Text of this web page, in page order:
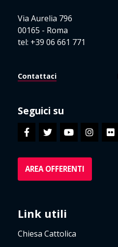
Via Aurelia 796
00165 - Roma
tel: +39 06 661 771
Contattaci
Seguici su
AREA OFFERENTI
Link utili
Chiesa Cattolica